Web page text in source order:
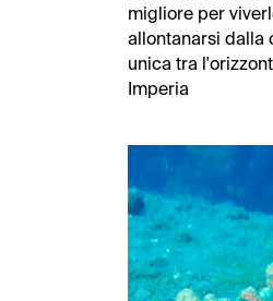
migliore per
allontanarsi dalla
unica tra
Imperia